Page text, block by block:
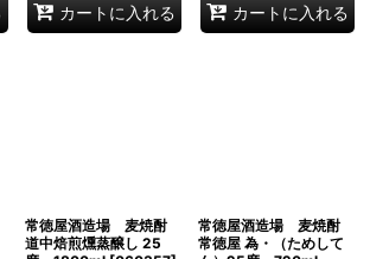
カートに入れる カートに入れる
常徳屋酒造場 麦焼酎
道中焙煎燻蒸醸し 25
常徳屋酒造場 麦焼酎
常徳屋 為・（ためして